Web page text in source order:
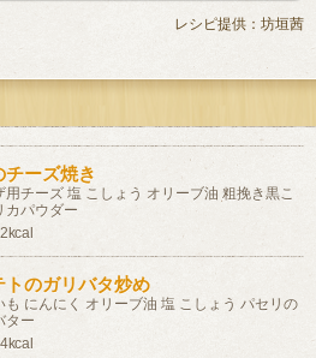
レシピ提供：坊垣茜
チーズ焼き
用チーズ 塩 こしょう オリーブ油 粗挽き黒こ
カパウダー
トのガリバタ炒め
も にんにく オリーブ油 塩 こしょう パセリの
ター